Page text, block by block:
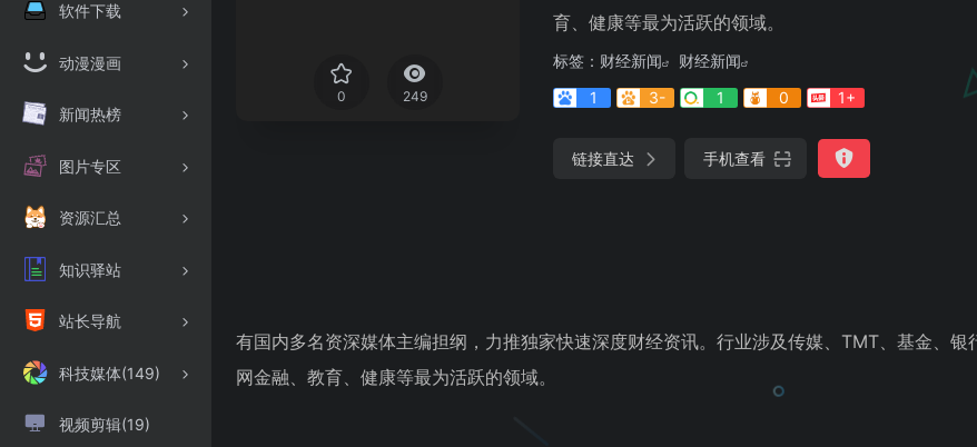
软件下载
动漫漫画
新闻热榜
图片专区
资源汇总
知识驿站
站长导航
科技媒体(149)
视频剪辑(19)
0 249
育、健康等最为活跃的领域。
标签： 财经新闻
财经新闻
1
3- 1 0 1+
链接直达 手机查看
有国内多名资深媒体主编担纲，力推独家快速深度财经资讯。行业涉及传媒、TMT、基金、银
网金融、教育、健康等最为活跃的领域。